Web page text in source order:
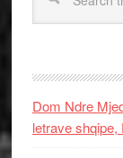
Dom Ndre
letrave